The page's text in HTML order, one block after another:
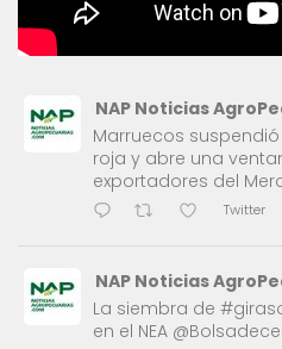
NAP Noticias
Marruecos
roja y abre una
exportadores del
Twitter
NAP Noticias
La siembra de
en el NEA